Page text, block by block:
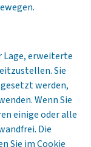
Lage, erweiterte
Sie
werden,
Wenn Sie
einige oder alle
Die
Sie im Cookie